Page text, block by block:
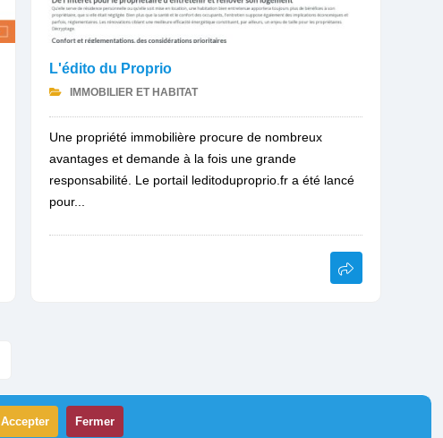
L'édito du Proprio
IMMOBILIER ET HABITAT
Une propriété immobilière procure de nombreux
avantages et demande à la fois une grande
responsabilité. Le portail leditoduproprio.fr a été lancé
pour...
Accepter Fermer